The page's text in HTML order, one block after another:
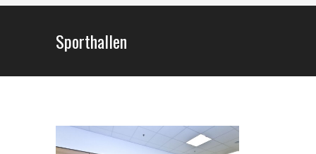
Sporthallen